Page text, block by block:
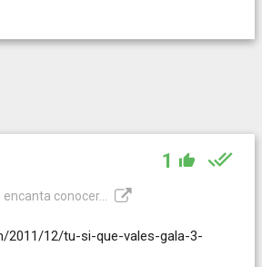
1
conocer...
2011/12/tu-si-que-vales-gala-3-